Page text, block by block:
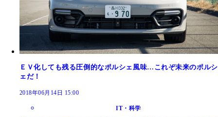
ＥＶ化しても残る圧倒的なポルシェ風味…これぞ未来のポルシ
ェだ！
2018年06月14日 15:00
IT・科学